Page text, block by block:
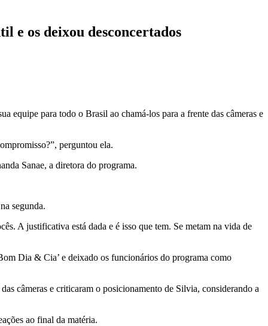
e os deixou desconcertados
equipe para todo o Brasil ao chamá-los para a frente das câmeras e
perguntou ela.
Sanae, a diretora do programa.
segunda.
A justificativa está dada e é isso que tem. Se metam na vida de
Dia & Cia’ e deixado os funcionários do programa como
câmeras e criticaram o posicionamento de Silvia, considerando a
ao final da matéria.